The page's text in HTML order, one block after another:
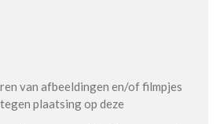
van afbeeldingen en/of filmpjes
plaatsing op deze